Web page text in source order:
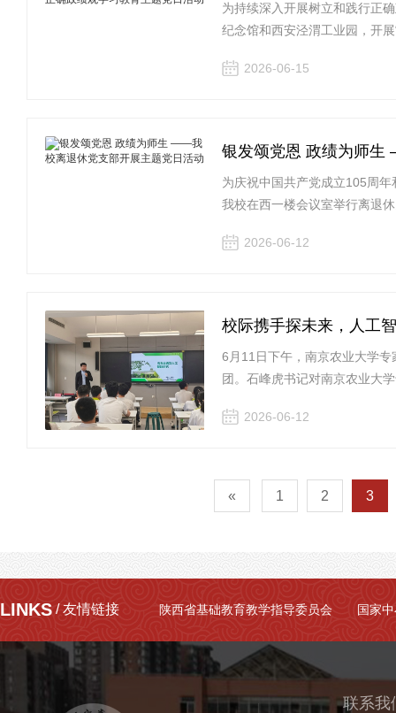
为持续深入开展树立和践行正
纪念馆和西安泾渭工业园，开
2026-06-15
银发颂党恩 政绩为师
为庆祝中国共产党成立105周
我校在西一楼会议室举行离退
2026-06-12
校际携手探未来，人工
6月11日下午，南京农业大学
团。石峰虎书记对南京农业大
2026-06-12
« 1 2 3
LINKS / 友情链接 陕西省基础教育教学指导委员会 国家
联系我